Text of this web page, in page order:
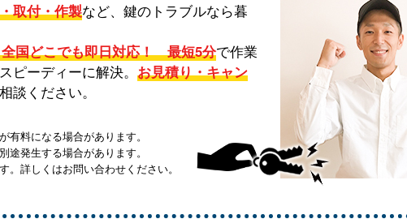
取付・作製など、鍵のトラブルなら暮
国どこでも即日対応！ 最短5分で作業
ピーディーに解決。 お見積り・キャン
談ください。
料になる場合があります。
発生する場合があります。
詳しくはお問い合わせください。